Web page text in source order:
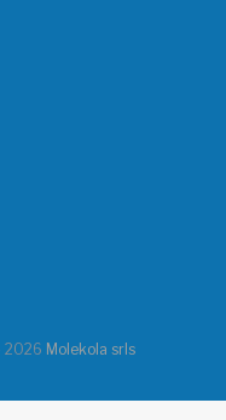
2026 Molekola srls